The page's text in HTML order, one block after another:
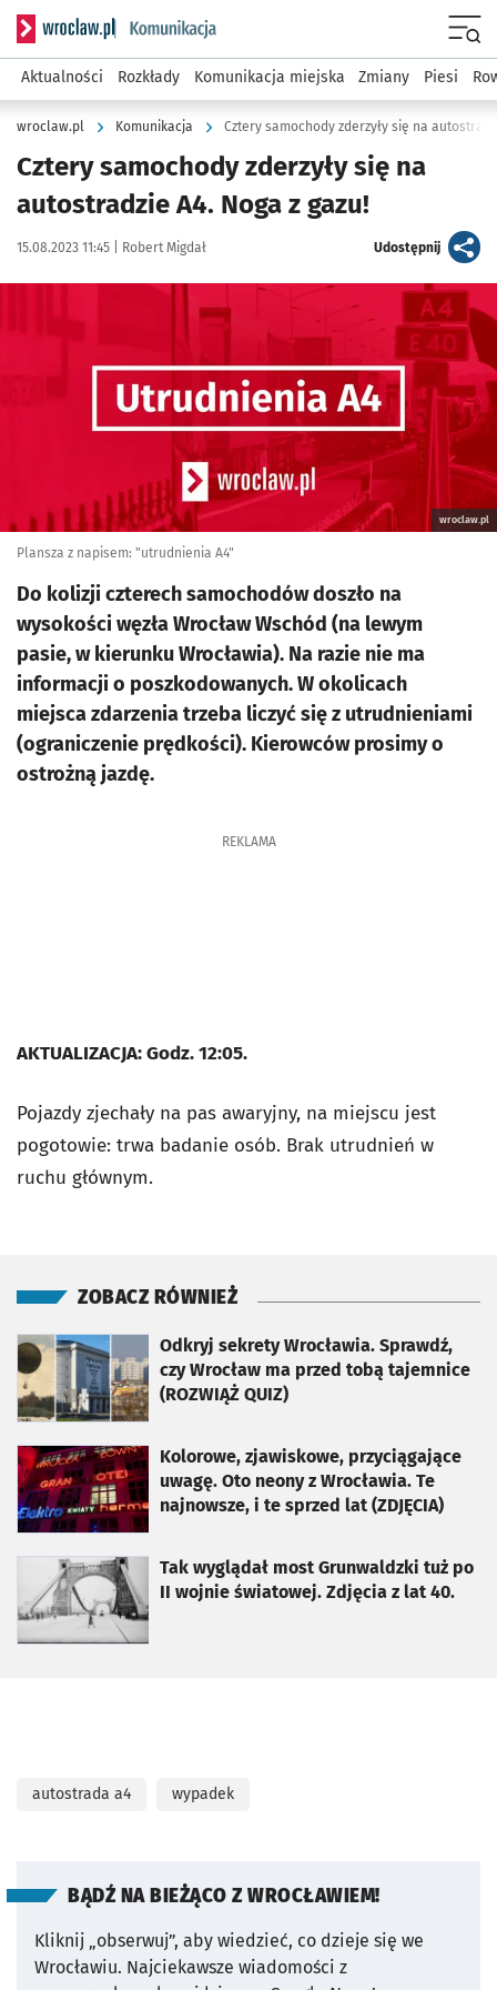
Serwis informacyjny wroclaw.pl podserwis: Komunikacja
Aktualności Rozkłady Komunikacja miejska Zmiany Piesi
wroclaw.pl Komunikacja Cztery samochody zderzyły się na
Cztery samochody zderzyły się na
autostradzie A4. Noga z gazu!
Data publikacji:
15.08.2023 11:45 | Autor:
Robert Migdał Udostępnijartykuł
wroclaw.pl
Plansza z napisem: "utrudnienia A4"
Do kolizji czterech samochodów doszło na
wysokości węzła Wrocław Wschód (na lewym
pasie, w kierunku Wrocławia). Na razie nie ma
informacji o poszkodowanych. W okolicach
miejsca zdarzenia trzeba liczyć się z utrudnieniami
(ograniczenie prędkości). Kierowców prosimy o
ostrożną jazdę.
REKLAMA
AKTUALIZACJA: Godz. 12:05.
Pojazdy zjechały na pas awaryjny, na miejscu jest
pogotowie: trwa badanie osób. Brak utrudnień w
ruchu głównym.
ZOBACZ RÓWNIEŻ
Odkryj sekrety Wrocławia. Sprawdź,
czy Wrocław ma przed tobą tajemnice
(ROZWIĄŻ QUIZ)
otworzy się w nowej karcie
Kolorowe, zjawiskowe, przyciągające
uwagę. Oto neony z Wrocławia. Te
najnowsze, i te sprzed lat (ZDJĘCIA)
otworzy się w nowej karcie
Tak wyglądał most Grunwaldzki tuż po
II wojnie światowej. Zdjęcia z lat 40.
otworzy się w nowej karcie
autostrada a4 wypadek
BĄDŹ NA BIEŻĄCO Z WROCŁAWIEM!
Kliknij „obserwuj”, aby wiedzieć, co dzieje się we
Wrocławiu. Najciekawsze wiadomości z